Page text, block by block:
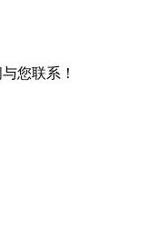
您联系！